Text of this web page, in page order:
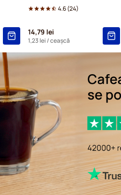
4.6(24)
14,79 lei
1,23 lei / ceașcă